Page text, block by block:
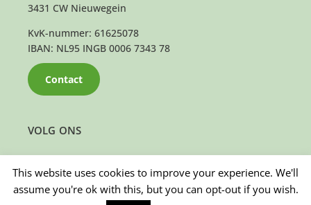
VOLG ONS
3431 CW Nieuwegein
KvK-nummer: 61625078
IBAN: NL95 INGB 0006 7343 78
Contact
This website uses cookies to improve your experience. We'll
assume you're ok with this, but you can opt-out if you wish.